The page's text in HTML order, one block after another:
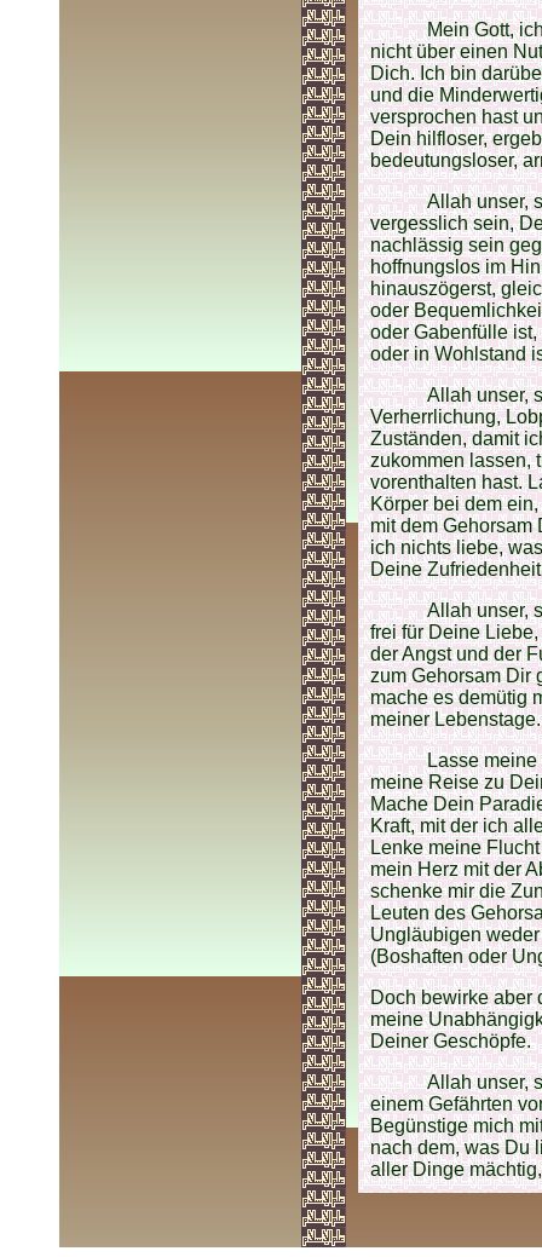
Mein Gott,
nicht über einen
Dich. Ich bin
und die
versprochen hast
Dein hilfloser,
bedeutungsloser,
Allah unser,
vergesslich sein,
nachlässig sein
hoffnungslos im
hinauszögerst,
oder
oder Gabenfülle
oder in Wohlstand
Allah unser,
Verherrlichung,
Zuständen, damit
zukommen lassen,
vorenthalten hast.
Körper bei dem
mit dem Gehorsam
ich nichts liebe,
Deine
Allah unser,
frei für Deine
der Angst und der
zum Gehorsam Dir
mache es demütig
meiner Lebenstage.
Lasse
meine Reise zu
Mache Dein
Kraft, mit der ich
Lenke meine
mein Herz mit der
schenke mir die
Leuten des
Ungläubigen
(Boshaften oder
Doch bewirke aber
meine
Deiner Geschöpfe.
Allah unser,
einem Gefährten
Begünstige mich
nach dem, was Du
aller Dinge